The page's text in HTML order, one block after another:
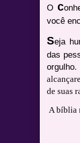
O c
você
Seja
das
de suas
A bíblia